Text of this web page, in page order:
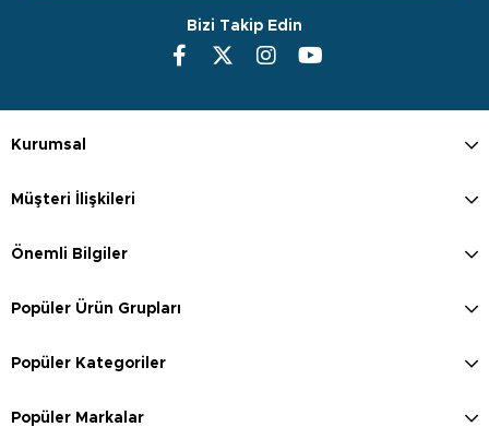
Bizi Takip Edin
Kurumsal
Müşteri İlişkileri
Önemli Bilgiler
Popüler Ürün Grupları
Popüler Kategoriler
Popüler Markalar